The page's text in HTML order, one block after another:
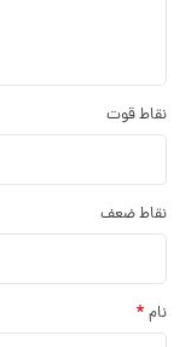
نقاط قوت
نقاط ضعف
نام *